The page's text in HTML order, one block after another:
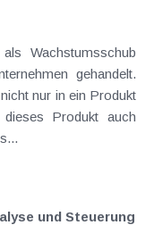
auch
und Steuerung